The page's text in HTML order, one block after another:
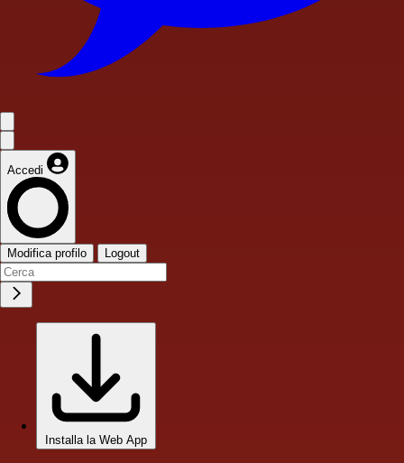
Accedi
Modifica profilo Logout
Installa la Web App